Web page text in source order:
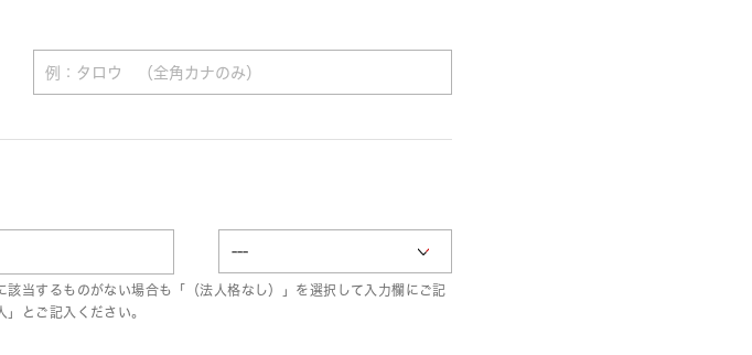
当するものがない場合も「（法人格なし）」を選択して入力欄にご記
とご記入ください。